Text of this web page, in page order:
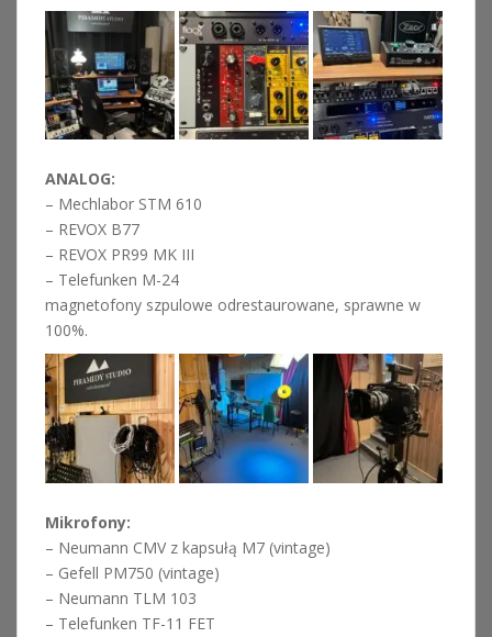
ANALOG:
– Mechlabor STM 610
– REVOX B77
– REVOX PR99 MK III
– Telefunken M-24
magnetofony szpulowe odrestaurowane, sprawne w
100%.
Mikrofony:
– Neumann CMV z kapsułą M7 (vintage)
– Gefell PM750 (vintage)
– Neumann TLM 103
– Telefunken TF-11 FET